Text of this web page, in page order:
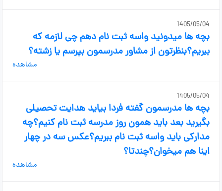
1405/05/04
بچه ها میدونید واسه ثبت نام دهم چی لازمه که
ببریم؟بنظرتون از مشاور مدرسمون بپرسم یا زشته؟
مشاهده
1405/05/04
بچه ها مدرسمون گفته فردا بیاید هدایت تحصیلی
بگیرید بعد باید همون روز مدرسه ثبت نام کنیم؟چه
مدارکی باید واسه ثبت نام ببریم؟عکس سه در چهار
اینا هم میخوان؟چندتا؟
مشاهده